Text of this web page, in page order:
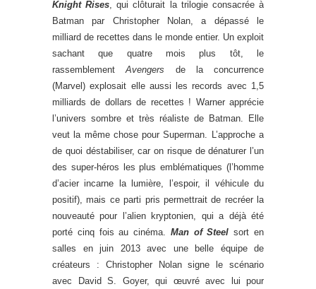
Knight Rises , qui clôturait la trilogie consacrée à
Batman par Christopher Nolan, a dépassé le
milliard de recettes dans le monde entier. Un exploit
sachant que quatre mois plus tôt, le
rassemblement Avengers de la concurrence
(Marvel) explosait elle aussi les records avec 1,5
milliards de dollars de recettes ! Warner apprécie
l’univers sombre et très réaliste de Batman. Elle
veut la même chose pour Superman. L’approche a
de quoi déstabiliser, car on risque de dénaturer l’un
des super-héros les plus emblématiques (l’homme
d’acier incarne la lumière, l’espoir, il véhicule du
positif), mais ce parti pris permettrait de recréer la
nouveauté pour l’alien kryptonien, qui a déjà été
porté cinq fois au cinéma. Man of Steel sort en
salles en juin 2013 avec une belle équipe de
créateurs : Christopher Nolan signe le scénario
avec David S. Goyer, qui œuvré avec lui pour